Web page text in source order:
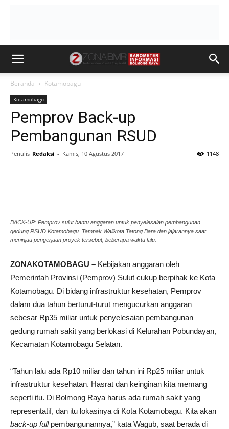
Beranda Kotamobagu
Kotamobagu
Pemprov Back-up
Pembangunan RSUD
Penulis Redaksi - Kamis, 10 Agustus 2017 1148
BACK-UP: Pemprov sulut bantu anggaran untuk penyelesaian pembangunan
gedung RSUD Kotamobagu. Tampak Walikota Tatong Bara dan jajarannya saat
meninjau pengerjaan proyek tersebut, beberapa waktu lalu.
ZONAKOTAMOBAGU – Kebijakan anggaran oleh
Pemerintah Provinsi (Pemprov) Sulut cukup berpihak ke Kota
Kotamobagu. Di bidang infrastruktur kesehatan, Pemprov
dalam dua tahun berturut-turut mengucurkan anggaran
sebesar Rp35 miliar untuk penyelesaian pembangunan
gedung rumah sakit yang berlokasi di Kelurahan Pobundayan,
Kecamatan Kotamobagu Selatan.
“Tahun lalu ada Rp10 miliar dan tahun ini Rp25 miliar untuk
infrastruktur kesehatan. Hasrat dan keinginan kita memang
seperti itu. Di Bolmong Raya harus ada rumah sakit yang
representatif, dan itu lokasinya di Kota Kotamobagu. Kita akan
back-up fullpembangunannya,” kata Wagub, saat berada di